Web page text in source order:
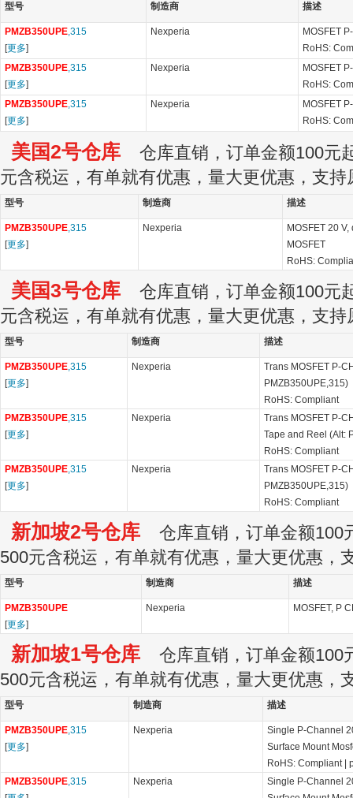
型号 制造商 描述
PMZB350UPE,315
[更多]
Nexperia
MOSFET
RoHS:
PMZB350UPE,315
[更多]
Nexperia
MOSFET
RoHS:
PMZB350UPE,315
[更多]
Nexperia
MOSFET
RoHS:
美国2号仓库 仓库直销，订单金额100元
元含税运，有单就有优惠，量大更优惠，支持
型号 制造商 描述
PMZB350UPE,315
[更多]
Nexperia
MOSFET 20
MOSFET
RoHS:
美国3号仓库 仓库直销，订单金额100元
元含税运，有单就有优惠，量大更优惠，支持
型号 制造商 描述
PMZB350UPE,315
[更多]
Nexperia
Trans MOSFET P-
PMZB350UPE,315)
RoHS: Compliant
PMZB350UPE,315
[更多]
Nexperia
Trans MOSFET P-
Tape and Reel (Alt:
RoHS: Compliant
PMZB350UPE,315
[更多]
Nexperia
Trans MOSFET P-
PMZB350UPE,315)
RoHS: Compliant
新加坡2号仓库 仓库直销，订单金额100
500元含税运，有单就有优惠，量大更优惠，
型号 制造商 描述
PMZB350UPE
[更多]
Nexperia MOSFET, P
新加坡1号仓库 仓库直销，订单金额100
500元含税运，有单就有优惠，量大更优惠，
型号 制造商 描述
PMZB350UPE,315
[更多]
Nexperia
Single P-Channel
Surface Mount
RoHS: Compliant
PMZB350UPE,315
Nexperia
Single P-Channel